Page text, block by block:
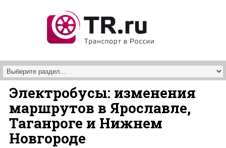
Электробусы: изменения
маршрутов в Ярославле,
Таганроге и Нижнем
Новгороде